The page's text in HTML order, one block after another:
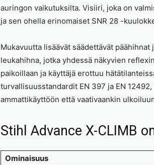
auringon vaikutuksilta. Visiiri, joka on
ja sen ohella erinomaiset SNR 28 -
Mukavuutta lisäävät säädettävät
leukahihna, jotka yhdessä näkyvien
paikoillaan ja käyttäjä erottuu
turvallisuusstandardit EN 397 ja EN
ammattikäyttöön että vaativaankin
Stihl Advance X-CLIMB
Ominaisuus